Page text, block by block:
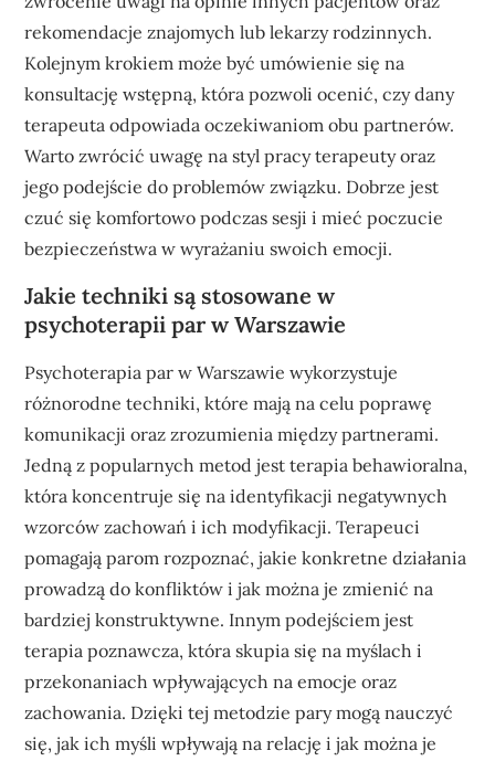
rekomendacje znajomych lub lekarzy rodzinnych.
Kolejnym krokiem może być umówienie się na
konsultację wstępną, która pozwoli ocenić, czy dany
terapeuta odpowiada oczekiwaniom obu partnerów.
Warto zwrócić uwagę na styl pracy terapeuty oraz
jego podejście do problemów związku. Dobrze jest
czuć się komfortowo podczas sesji i mieć poczucie
bezpieczeństwa w wyrażaniu swoich emocji.
Jakie techniki są stosowane w
psychoterapii par w Warszawie
Psychoterapia par w Warszawie wykorzystuje
różnorodne techniki, które mają na celu poprawę
komunikacji oraz zrozumienia między partnerami.
Jedną z popularnych metod jest terapia behawioralna,
która koncentruje się na identyfikacji negatywnych
wzorców zachowań i ich modyfikacji. Terapeuci
pomagają parom rozpoznać, jakie konkretne działania
prowadzą do konfliktów i jak można je zmienić na
bardziej konstruktywne. Innym podejściem jest
terapia poznawcza, która skupia się na myślach i
przekonaniach wpływających na emocje oraz
zachowania. Dzięki tej metodzie pary mogą nauczyć
się, jak ich myśli wpływają na relację i jak można je